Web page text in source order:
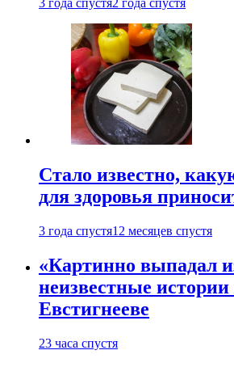
3 года спустя2 года спустя
Стало известно,
для здоровья
3 года спустя12 месяцев спустя
«Картинно выпадал
неизвестные
Евстигнееве
23 часа спустя